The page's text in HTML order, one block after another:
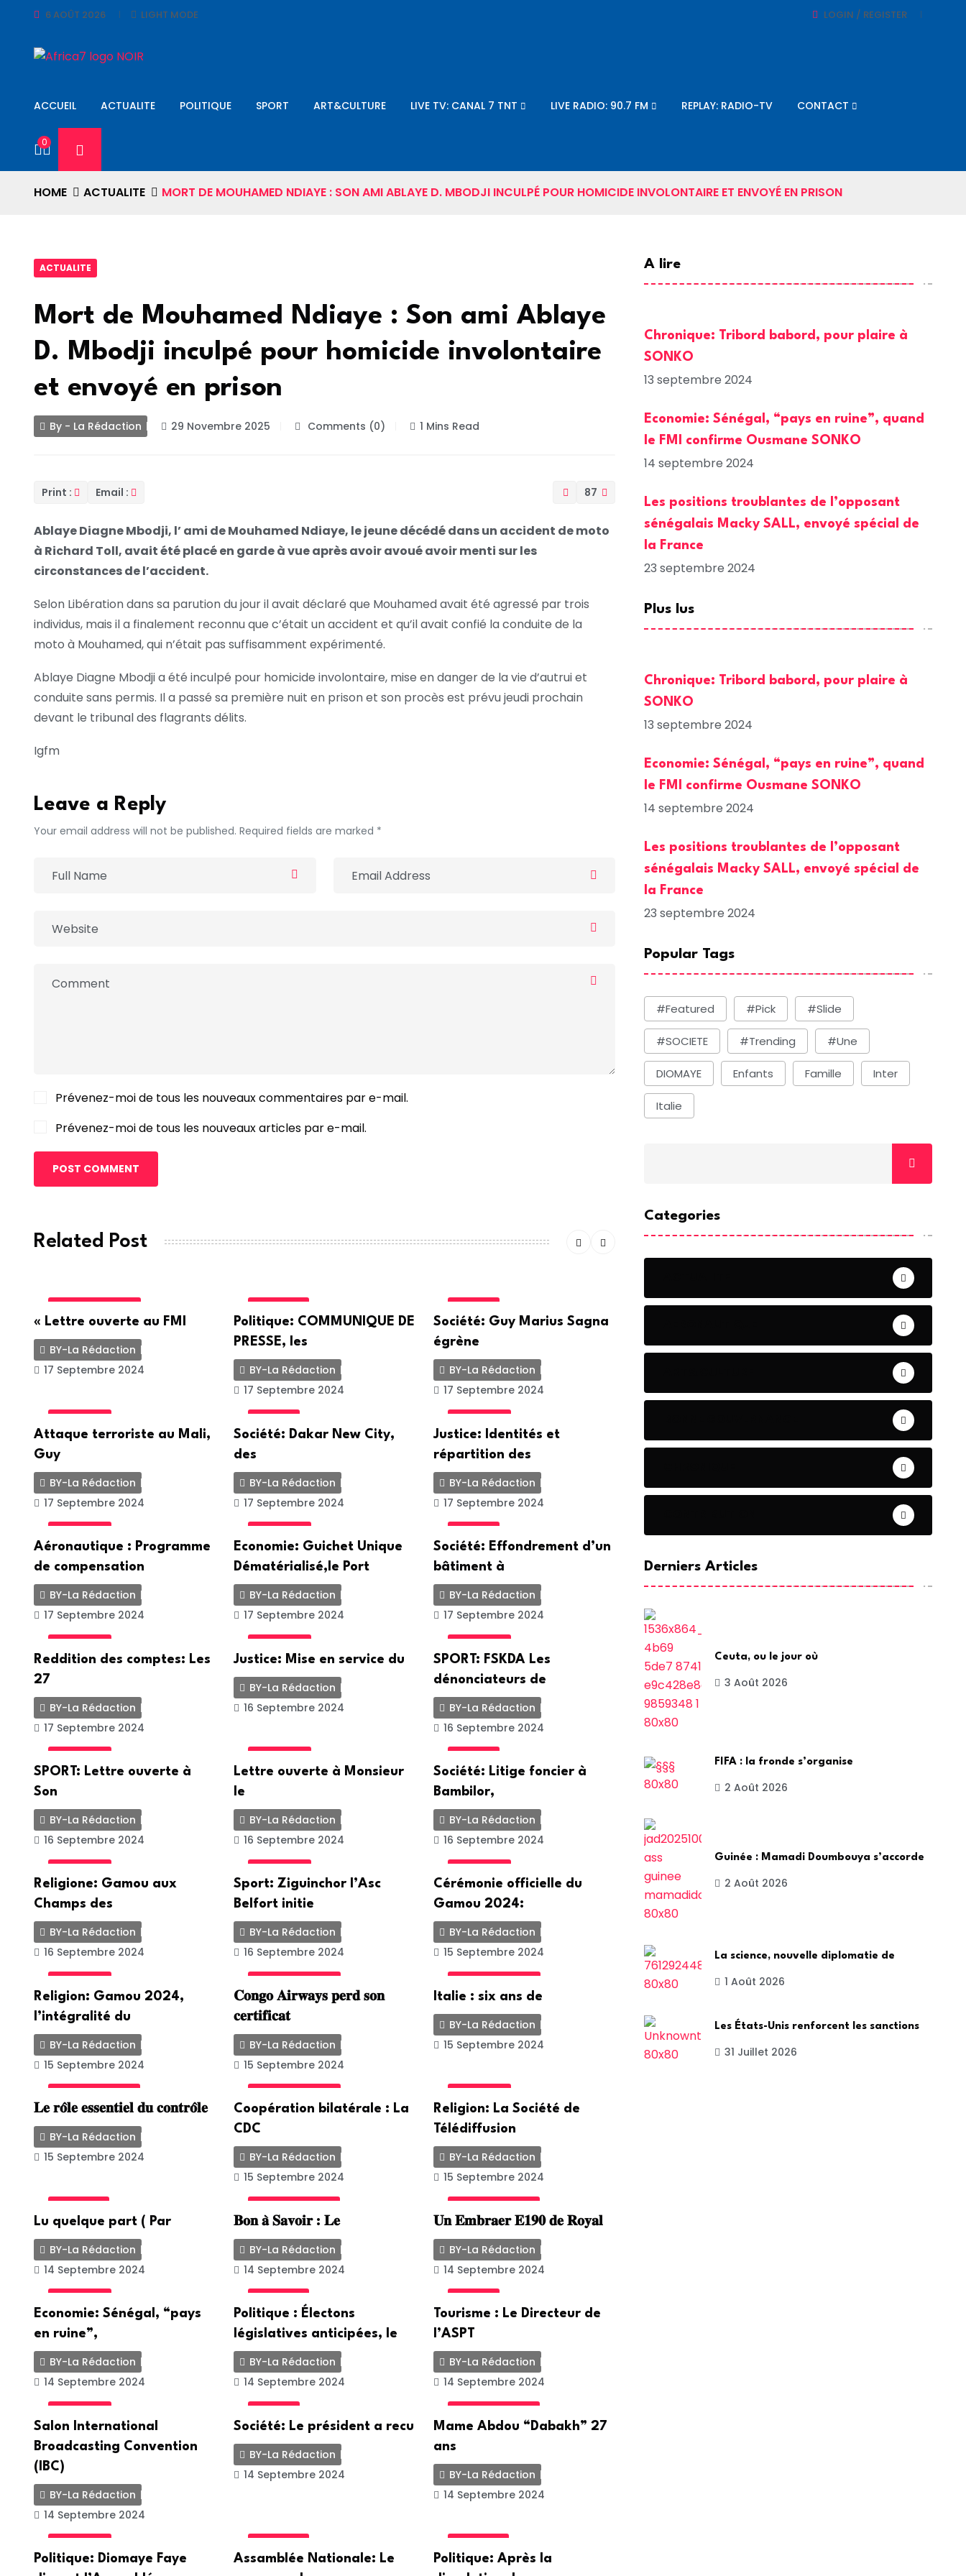
6 AOÛT 2026 LIGHT MODE LOGIN / REGISTER
ACCUEIL ACTUALITE POLITIQUE SPORT ART&CULTURE LIVE TV: CANAL 7 TNT LIVE RADIO: 90.7 FM REPLAY: RADIO-TV CONTACT
0
HOME ACTUALITE MORT DE MOUHAMED NDIAYE : SON AMI ABLAYE D. MBODJI INCULPÉ POUR HOMICIDE INVOLONTAIRE ET ENVOYÉ EN PRISON
ACTUALITE
Mort de Mouhamed Ndiaye : Son ami Ablaye
D. Mbodji inculpé pour homicide involontaire
et envoyé en prison
By - La Rédaction 29 Novembre 2025 Comments (0) 1 Mins Read
Print : Email : 87
Ablaye Diagne Mbodji, l’ ami de Mouhamed Ndiaye, le jeune décédé dans un accident de moto
à Richard Toll, avait été placé en garde à vue après avoir avoué avoir menti sur les
circonstances de l’accident.
Selon Libération dans sa parution du jour il avait déclaré que Mouhamed avait été agressé par trois
individus, mais il a finalement reconnu que c’était un accident et qu’il avait confié la conduite de la
moto à Mouhamed, qui n’était pas suffisamment expérimenté.
Ablaye Diagne Mbodji a été inculpé pour homicide involontaire, mise en danger de la vie d’autrui et
conduite sans permis. Il a passé sa première nuit en prison et son procès est prévu jeudi prochain
devant le tribunal des flagrants délits.
Igfm
Leave a Reply
Your email address will not be published. Required fields are marked *
Prévenez-moi de tous les nouveaux commentaires par e-mail.
Prévenez-moi de tous les nouveaux articles par e-mail.
POST COMMENT
Related Post
« Lettre ouverte au FMI
BY-La Rédaction
17 Septembre 2024
Politique: COMMUNIQUE DE
PRESSE, les
BY-La Rédaction
17 Septembre 2024
Société: Guy Marius Sagna
égrène
BY-La Rédaction
17 Septembre 2024
Attaque terroriste au Mali,
Guy
BY-La Rédaction
17 Septembre 2024
Société: Dakar New City,
des
BY-La Rédaction
17 Septembre 2024
Justice: Identités et
répartition des
BY-La Rédaction
17 Septembre 2024
Aéronautique : Programme
de compensation
BY-La Rédaction
17 Septembre 2024
Economie: Guichet Unique
Dématérialisé,le Port
BY-La Rédaction
17 Septembre 2024
Société: Effondrement d’un
bâtiment à
BY-La Rédaction
17 Septembre 2024
Reddition des comptes: Les
27
BY-La Rédaction
17 Septembre 2024
Justice: Mise en service du
BY-La Rédaction
16 Septembre 2024
SPORT: FSKDA Les
dénonciateurs de
BY-La Rédaction
16 Septembre 2024
SPORT: Lettre ouverte à
Son
BY-La Rédaction
16 Septembre 2024
Lettre ouverte à Monsieur
le
BY-La Rédaction
16 Septembre 2024
Société: Litige foncier à
Bambilor,
BY-La Rédaction
16 Septembre 2024
Religione: Gamou aux
Champs des
BY-La Rédaction
16 Septembre 2024
Sport: Ziguinchor l’Asc
Belfort initie
BY-La Rédaction
16 Septembre 2024
Cérémonie officielle du
Gamou 2024:
BY-La Rédaction
15 Septembre 2024
Religion: Gamou 2024,
l’intégralité du
BY-La Rédaction
15 Septembre 2024
𝐂𝐨𝐧𝐠𝐨 𝐀𝐢𝐫𝐰𝐚𝐲𝐬 𝐩𝐞𝐫𝐝 𝐬𝐨𝐧
𝐜𝐞𝐫𝐭𝐢𝐟𝐢𝐜𝐚𝐭
BY-La Rédaction
15 Septembre 2024
Italie : six ans de
BY-La Rédaction
15 Septembre 2024
𝐋𝐞 𝐫𝐨̂𝐥𝐞 𝐞𝐬𝐬𝐞𝐧𝐭𝐢𝐞𝐥 𝐝𝐮 𝐜𝐨𝐧𝐭𝐫𝐨̂𝐥𝐞
BY-La Rédaction
15 Septembre 2024
Coopération bilatérale : La
CDC
BY-La Rédaction
15 Septembre 2024
Religion: La Société de
Télédiffusion
BY-La Rédaction
15 Septembre 2024
Lu quelque part ( Par
BY-La Rédaction
14 Septembre 2024
𝐁𝐨𝐧 𝐚̀ 𝐒𝐚𝐯𝐨𝐢𝐫 : 𝐋𝐞
BY-La Rédaction
14 Septembre 2024
𝐔𝐧 𝐄𝐦𝐛𝐫𝐚𝐞𝐫 𝐄𝟏𝟗𝟎 𝐝𝐞 𝐑𝐨𝐲𝐚𝐥
BY-La Rédaction
14 Septembre 2024
Economie: Sénégal, “pays
en ruine”,
BY-La Rédaction
14 Septembre 2024
Politique : Électons
législatives anticipées, le
BY-La Rédaction
14 Septembre 2024
Tourisme : Le Directeur de
l’ASPT
BY-La Rédaction
14 Septembre 2024
Salon International
Broadcasting Convention
(IBC)
BY-La Rédaction
14 Septembre 2024
Société: Le président a recu
BY-La Rédaction
14 Septembre 2024
Mame Abdou “Dabakh” 27
ans
BY-La Rédaction
14 Septembre 2024
Politique: Diomaye Faye
Assamblée Nationale: Le
Politique: Après la
A lire
Chronique: Tribord babord, pour plaire à
SONKO
13 septembre 2024
Economie: Sénégal, “pays en ruine”, quand
le FMI confirme Ousmane SONKO
14 septembre 2024
Les positions troublantes de l’opposant
sénégalais Macky SALL, envoyé spécial de
la France
23 septembre 2024
Plus lus
Chronique: Tribord babord, pour plaire à
SONKO
13 septembre 2024
Economie: Sénégal, “pays en ruine”, quand
le FMI confirme Ousmane SONKO
14 septembre 2024
Les positions troublantes de l’opposant
sénégalais Macky SALL, envoyé spécial de
la France
23 septembre 2024
Popular Tags
#Featured #Pick #Slide
#SOCIETE #Trending #une
DIOMAYE Enfants Famille Inter
Italie
Categories
Derniers Articles
Ceuta, ou le jour où
3 Août 2026
FIFA : la fronde s’organise
2 Août 2026
Guinée : Mamadi Doumbouya s’accorde
2 Août 2026
La science, nouvelle diplomatie de
1 Août 2026
Les États-Unis renforcent les sanctions
31 Juillet 2026